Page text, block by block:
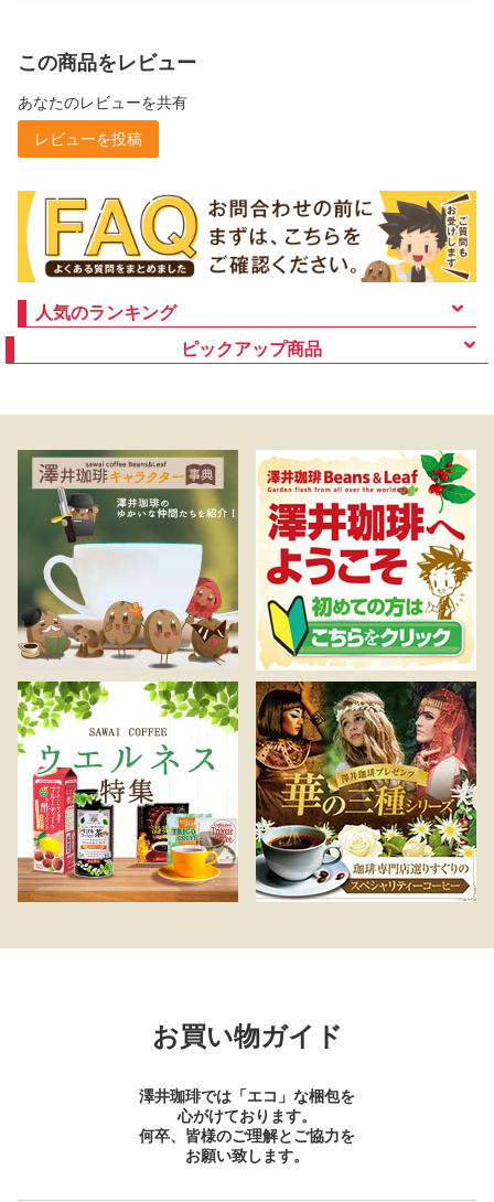
この商品をレビュー
あなたのレビューを共有
レビューを投稿
人気のランキング
ピックアップ商品
お買い物ガイド
澤井珈琲では「エコ」な梱包を
心がけております。
何卒、皆様のご理解とご協力を
お願い致します。